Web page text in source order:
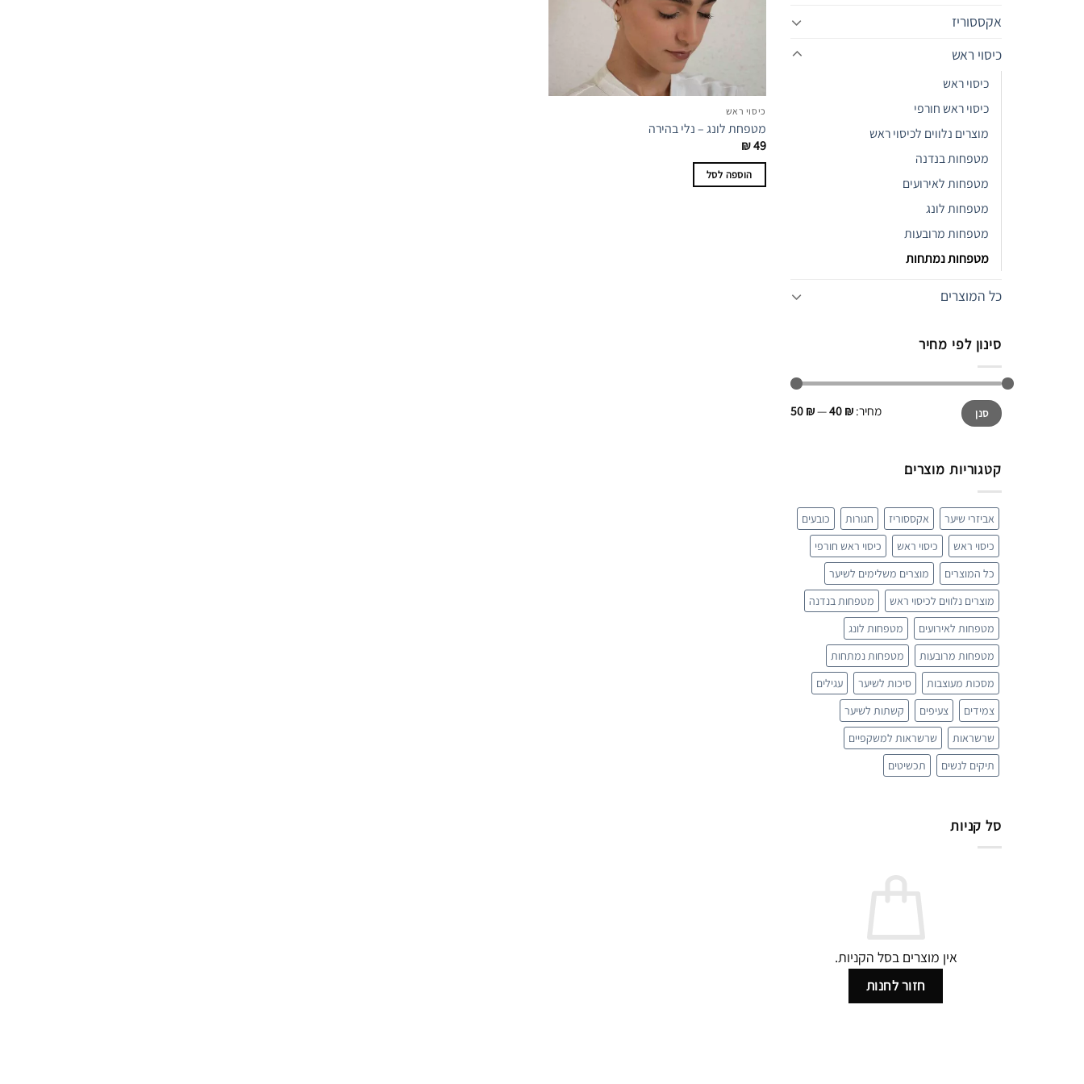
אקססוריז
כיסוי ראש
כיסוי ראש
כיסוי ראש חורפי
מוצרים נלווים לכיסוי ראש
מטפחות בנדנה
מטפחות לאירועים
מטפחות לונג
מטפחות מרובעות
מטפחות נמתחות
כל המוצרים
סינון לפי מחיר
מחיר
מינימלי
מחיר
מקסימלי
סנן מחיר:₪ 40
—
₪ 50
קטגוריות מוצרים
אביזרי שיער אקססוריז חגורות
כובעים
כיסוי ראש
כיסוי ראש
כיסוי ראש חורפי
כל המוצרים
מוצרים משלימים לשיער
מוצרים נלווים לכיסוי ראש
מטפחות בנדנה
מטפחות לאירועים
מטפחות לונג
מטפחות מרובעות
מטפחות נמתחות
מסכות מעוצבות
סיכות לשיער
עגילים
צמידים
צעיפים
קשתות לשיער
שרשראות
שרשראות למשקפיים
תיקים לנשים
תכשיטים
סל קניות
אין מוצרים בסל הקניות.
חזור לחנות
כיסוי ראש
מטפחת לונג – נלי בהירה
₪49
הוספה לסל